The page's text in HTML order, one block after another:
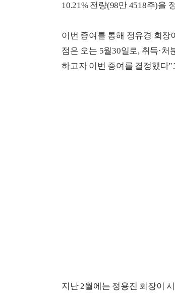
10.21% 전량(98만 4518주)을
이번 증여를 통해 정유경 회장
점은 오는 5월30일로, 취득·
하고자 이번 증여를 결정했다”
지난 2월에는 정용진 회장이